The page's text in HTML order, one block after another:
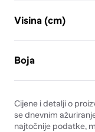
Visina (cm)
Boja
Cijene i detalji o
se dnevnim
najtočnije podatke,